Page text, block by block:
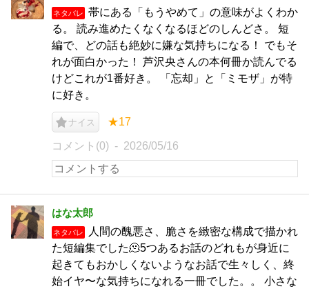
ネタバレ
帯にある「もうやめて」の意味がよくわか
る。 読み進めたくなくなるほどのしんどさ。 短
編で、どの話も絶妙に嫌な気持ちになる！ でもそ
れが面白かった！ 芦沢央さんの本何冊か読んでる
けどこれが1番好き。 「忘却」と「ミモザ」が特
に好き。
ナイス ★17
コメント(0) 2026/05/16
はな太郎
ネタバレ
人間の醜悪さ、脆さを緻密な構成で描かれ
た短編集でした🫠5つあるお話のどれもが身近に
起きてもおかしくないようなお話で生々しく、終
始イヤ〜な気持ちになれる一冊でした。。 小さな